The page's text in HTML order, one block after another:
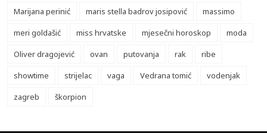
Marijana perinić
maris stella badrov josipović
massimo
meri goldašić
miss hrvatske mjesečni horoskop
moda
Oliver dragojević
ovan putovanja rak
ribe
showtime
strijelac vaga Vedrana tomić
vodenjak
zagreb
škorpion